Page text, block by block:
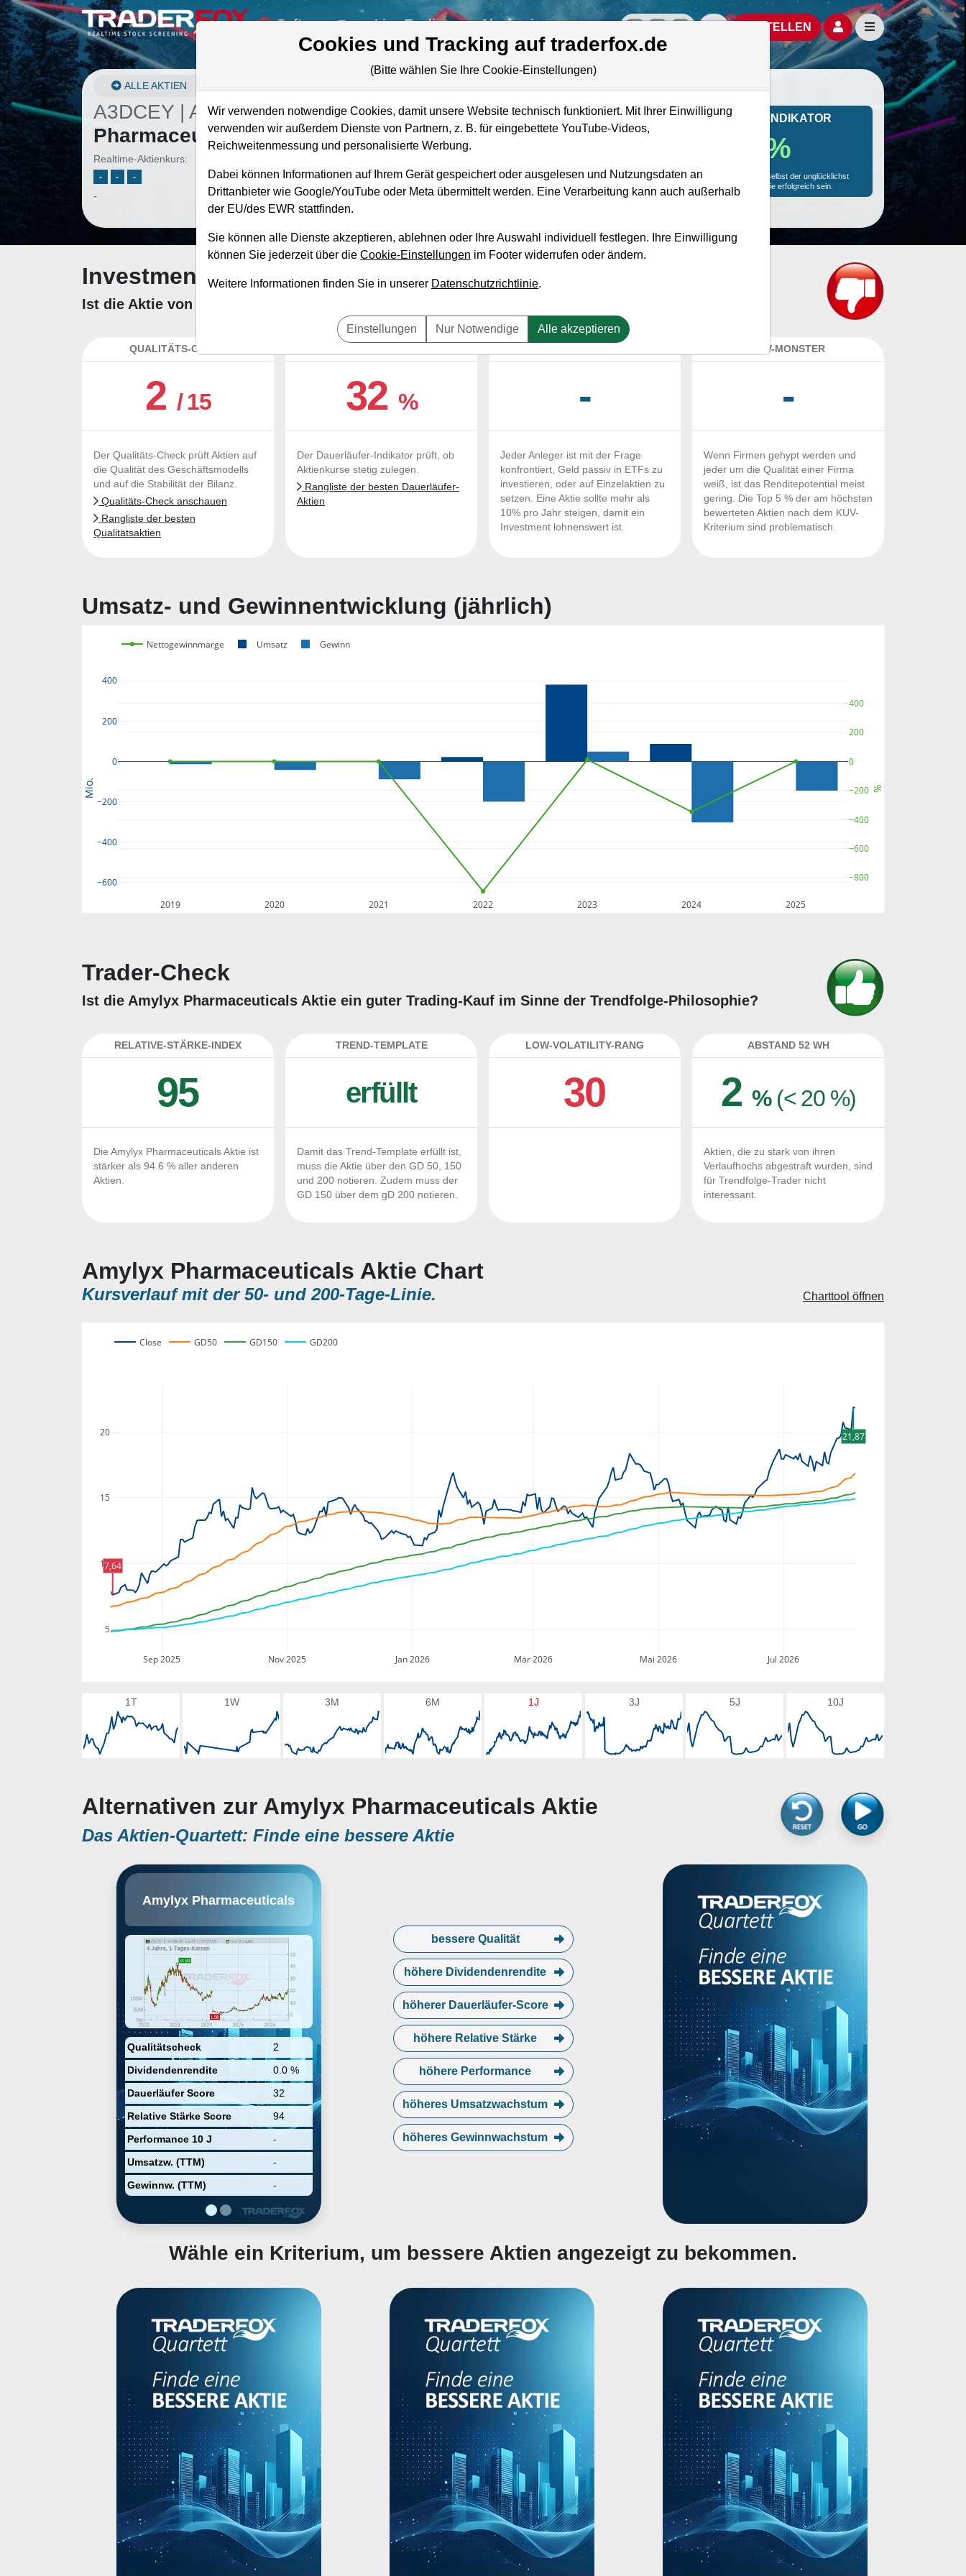
Software Live-Trading Akademie offizielle Social Media-AccountsAktien- und Artikelsuche öffnen
BESTELLEN Seitennavigation
ALLE AKTIEN
A3DCEY | AMLX–Amylyx
Pharmaceuticals Aktie
Realtime-Aktienkurs:
- - -
-
Marktkapitalisierung 2,64 Mrd. USD
Unternehmenswert
Umsatz -
MONKEY-TRADER INDIKATOR
77.7 %
Mit 77.7 % Wahrscheinlichkeit wird selbst der unglücklichst
agierende Trader mit dieser Aktie erfolgreich sein.
Investment-Check: Kaufempfehlung?
Ist die Aktie von Amylyx Pharmaceuticals zum Kaufen und Liegenlassen geeignet?
QUALITÄTS-CHECK
2 / 15
Der Qualitäts-Check prüft Aktien auf
die Qualität des Geschäftsmodells
und auf die Stabilität der Bilanz.
Qualitäts-Check anschauen
Rangliste der besten
Qualitätsaktien
32 %
Der Dauerläufer-Indikator prüft, ob
Aktienkurse stetig zulegen.
Rangliste der besten Dauerläufer-
Aktien
-
Jeder Anleger ist mit der Frage
konfrontiert, Geld passiv in ETFs zu
investieren, oder auf Einzelaktien zu
setzen. Eine Aktie sollte mehr als
10% pro Jahr steigen, damit ein
Investment lohnenswert ist.
KUV-MONSTER
-
Wenn Firmen gehypt werden und
jeder um die Qualität einer Firma
weiß, ist das Renditepotential meist
gering. Die Top 5 % der am höchsten
bewerteten Aktien nach dem KUV-
Kriterium sind problematisch.
Umsatz- und Gewinnentwicklung (jährlich)
2019 2020 2021 2022 2023 2024 2025
−600
−400
−200
0
200
400
−800
−600
−400
−200
0
200
400
Nettogewinnmarge Umsatz Gewinn
Mio. %
Trader-Check
Ist die Amylyx Pharmaceuticals Aktie ein guter Trading-Kauf im Sinne der Trendfolge-Philosophie?
RELATIVE-STÄRKE-INDEX
95
Die Amylyx Pharmaceuticals Aktie ist
stärker als 94.6 % aller anderen
Aktien.
TREND-TEMPLATE
erfüllt
Damit das Trend-Template erfüllt ist,
muss die Aktie über den GD 50, 150
und 200 notieren. Zudem muss der
GD 150 über dem gD 200 notieren.
LOW-VOLATILITY-RANG
30
ABSTAND 52 WH
2% (< 20 %)
Aktien, die zu stark von ihren
Verlaufhochs abgestraft wurden, sind
für Trendfolge-Trader nicht
interessant.
Amylyx Pharmaceuticals Aktie Chart
Kursverlauf mit der 50- und 200-Tage-Linie. Charttool öffnen
Sep 2025 Nov 2025 Jan 2026 Mär 2026 Mai 2026 Jul 2026
5
10
15
20
Close GD50 GD150 GD200
21,87
7,64
1T 1W 3M 6M 1J 3J 5J 10J
Alternativen zur Amylyx Pharmaceuticals Aktie
Das Aktien-Quartett: Finde eine bessere Aktie
Amylyx Pharmaceuticals
Qualitätscheck
2
Dividendenrendite
0.0 %
Dauerläufer Score
32
Relative Stärke Score
94
Performance 10 J
-
Umsatzw. (TTM)
-
Gewinnw. (TTM)
-
commercial-stage biotechnology
provision of therapies for
neurodegenerative diseases and
amyotrophic lateral sclerosis
(ALS). Its commercial product is
Relyvrio, also known as Albrioza
in Canada. The company was
founded by Joshua Cohen and
Justin Klee in 2013 and is
headquartered in Cambridge, MA.
bessere Qualität
höhere Dividendenrendite
höherer Dauerläufer-Score
höhere Relative Stärke
höhere Performance
höheres Umsatzwachstum
höheres Gewinnwachstum
Wähle ein Kriterium, um bessere Aktien angezeigt zu bekommen.
Cookies und Tracking auf traderfox.de
(Bitte wählen Sie Ihre Cookie-Einstellungen)
Wir verwenden notwendige Cookies, damit unsere Website technisch funktioniert. Mit Ihrer Einwilligung
verwenden wir außerdem Dienste von Partnern, z. B. für eingebettete YouTube-Videos,
Reichweitenmessung und personalisierte Werbung.
Dabei können Informationen auf Ihrem Gerät gespeichert oder ausgelesen und Nutzungsdaten an
Drittanbieter wie Google/YouTube oder Meta übermittelt werden. Eine Verarbeitung kann auch außerhalb
der EU/des EWR stattfinden.
Sie können alle Dienste akzeptieren, ablehnen oder Ihre Auswahl individuell festlegen. Ihre Einwilligung
können Sie jederzeit über die Cookie-Einstellungen im Footer widerrufen oder ändern.
Weitere Informationen finden Sie in unserer Datenschutzrichtlinie.
Einstellungen Nur Notwendige Alle akzeptieren